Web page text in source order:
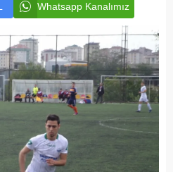
Whatsapp Kanalımız